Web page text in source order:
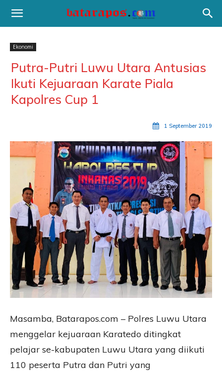
Ekonomi
Putra-Putri Luwu Utara Antusias
Ikuti Kejuaraan Karate Piala
Kapolres Cup 1
1 September 2019
Masamba, Batarapos.com – Polres Luwu Utara
menggelar kejuaraan Karatedo ditingkat
pelajar se-kabupaten Luwu Utara yang diikuti
110 peserta Putra dan Putri yang